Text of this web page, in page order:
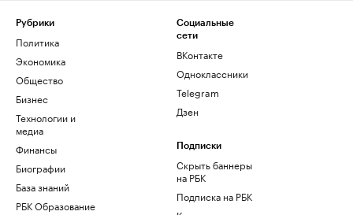
Рубрики
Политика
Экономика
Общество
Бизнес
Технологии и
медиа
Финансы
Биографии
База знаний
РБК Образование
Социальные
сети
ВКонтакте
Одноклассники
Telegram
Дзен
Подписки
Скрыть баннеры
на РБК
Подписка на РБК